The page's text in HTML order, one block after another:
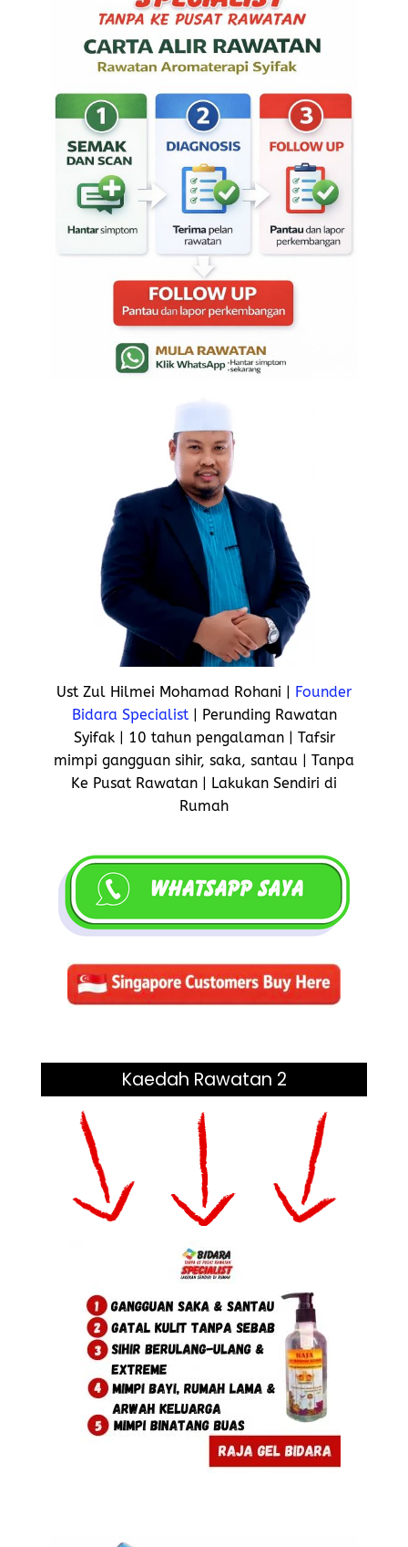
Ust Zul Hilmei Mohamad Rohani | Founder
Bidara Specialist| Perunding Rawatan
Syifak | 10 tahun pengalaman | Tafsir
mimpi gangguan sihir, saka, santau | Tanpa
Ke Pusat Rawatan | Lakukan Sendiri di
Rumah
Kaedah Rawatan 2